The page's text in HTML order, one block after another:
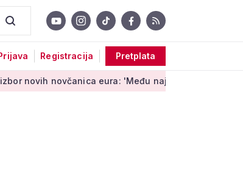
Registracija Pretplata
novčanica eura: 'Među najopipljivijim su izrazima